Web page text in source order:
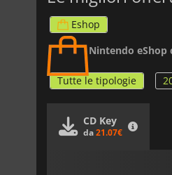
Eshop
Nintendo eShop
Tutte le tipologie
CD Key
da21.07€